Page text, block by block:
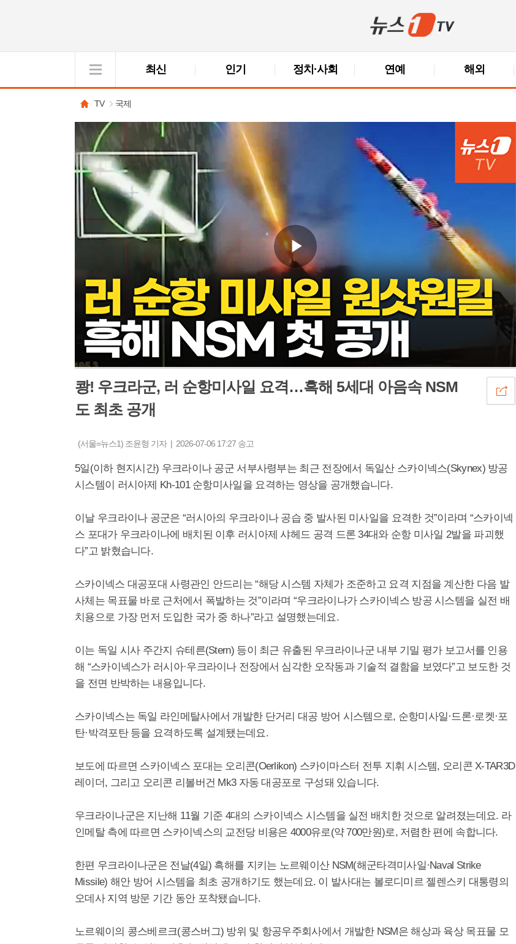
최신 인기 정치·사회 연예 해외
TV 국제
쾅! 우크라군, 러 순항미사일 요격…흑해 5세대 아음속 NSM
도 최초 공개
(서울=뉴스1) 조윤형 기자 | 2026-07-06 17:27 송고
5일(이하 현지시간) 우크라이나 공군 서부사령부는 최근 전장에서 독일산 스카이넥스(Skynex) 방공
시스템이 러시아제 Kh-101 순항미사일을 요격하는 영상을 공개했습니다.
이날 우크라이나 공군은 “러시아의 우크라이나 공습 중 발사된 미사일을 요격한 것”이라며 “스카이넥
스 포대가 우크라이나에 배치된 이후 러시아제 샤헤드 공격 드론 34대와 순항 미사일 2발을 파괴했
다”고 밝혔습니다.
스카이넥스 대공포대 사령관인 안드리는 “해당 시스템 자체가 조준하고 요격 지점을 계산한 다음 발
사체는 목표물 바로 근처에서 폭발하는 것”이라며 “우크라이나가 스카이넥스 방공 시스템을 실전 배
치용으로 가장 먼저 도입한 국가 중 하나”라고 설명했는데요.
이는 독일 시사 주간지 슈테른(Stern) 등이 최근 유출된 우크라이나군 내부 기밀 평가 보고서를 인용
해 “스카이넥스가 러시아·우크라이나 전장에서 심각한 오작동과 기술적 결함을 보였다”고 보도한 것
을 전면 반박하는 내용입니다.
스카이넥스는 독일 라인메탈사에서 개발한 단거리 대공 방어 시스템으로, 순항미사일·드론·로켓·포
탄·박격포탄 등을 요격하도록 설계됐는데요.
보도에 따르면 스카이넥스 포대는 오리콘(Oerlikon) 스카이마스터 전투 지휘 시스템, 오리콘 X-TAR3D
레이더, 그리고 오리콘 리볼버건 Mk3 자동 대공포로 구성돼 있습니다.
우크라이나군은 지난해 11월 기준 4대의 스카이넥스 시스템을 실전 배치한 것으로 알려졌는데요. 라
인메탈 측에 따르면 스카이넥스의 교전당 비용은 4000유로(약 700만원)로, 저렴한 편에 속합니다.
한편 우크라이나군은 전날(4일) 흑해를 지키는 노르웨이산 NSM(해군타격미사일·Naval Strike
Missile) 해안 방어 시스템을 최초 공개하기도 했는데요. 이 발사대는 볼로디미르 젤렌스키 대통령의
오데사 지역 방문 기간 동안 포착됐습니다.
노르웨이의 콩스베르크(콩스버그) 방위 및 항공우주회사에서 개발한 NSM은 해상과 육상 목표물 모